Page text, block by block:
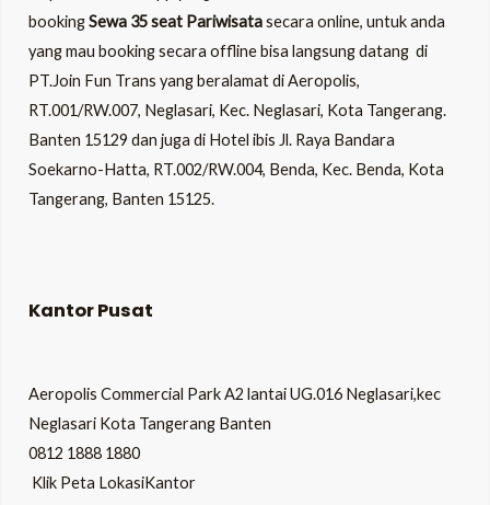
bookingSewa 35 seat Pariwisatasecara online, untuk anda
yang mau booking secara offline bisa langsung datang di
PT.Join Fun Trans yang beralamat di Aeropolis,
RT.001/RW.007, Neglasari, Kec. Neglasari, Kota Tangerang.
Banten 15129 dan juga di Hotel ibis Jl. Raya Bandara
Soekarno-Hatta, RT.002/RW.004, Benda, Kec. Benda, Kota
Tangerang, Banten 15125.
Kantor Pusat
Aeropolis Commercial Park A2 lantai UG.016 Neglasari,kec
Neglasari Kota Tangerang Banten
0812 1888 1880
Klik Peta LokasiKantor